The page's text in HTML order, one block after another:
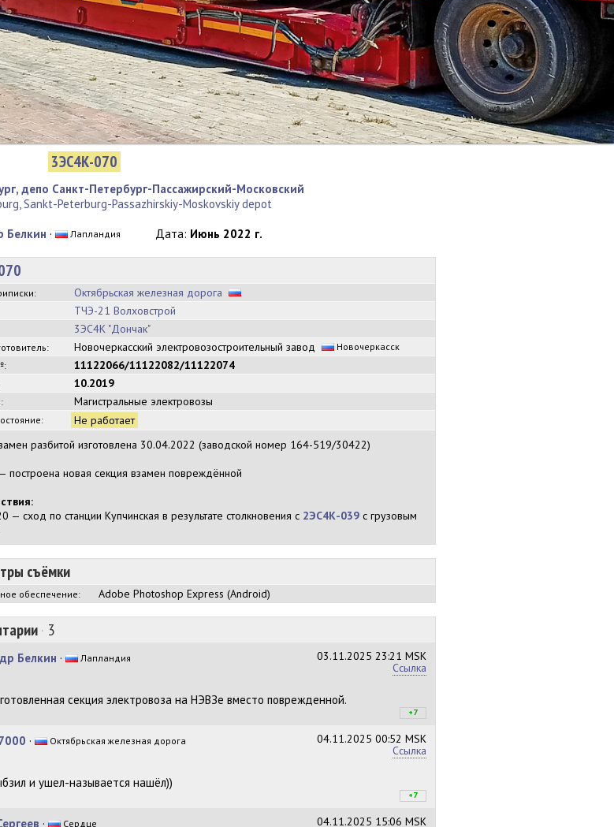
3ЭС4К-070
депо Санкт-Петербург-Пассажирский-Московский
Sankt-Peterburg-Passazhirskiy-Moskovskiy depot
Белкин · Лапландия Дата: Июнь 2022 г.
Октябрьская железная дорога
ТЧЭ-21 Волховстрой
3ЭС4К "Дончак"
Новочеркасский электровозостроительный завод
Новочеркасск
11122066/11122082/11122074
10.2019
Магистральные электровозы
Не работает
разбитой изготовлена 30.04.2022 (заводской номер 164-519/30422)
построена новая секция взамен повреждённой
— сход по станции Купчинская в результате столкновения с 2ЭС4К-039 с грузовым
съёмки
обеспечение: Adobe Photoshop Express (Android)
· 3
03.11.2025 23:21 MSK
Ссылка
Белкин · Лапландия
секция электровоза на НЭВЗе вместо поврежденной.
+7
/–0
04.11.2025 00:52 MSK
Ссылка
· Октябрьская железная дорога
и ушел-называется нашёл))
+7
/–0
04.11.2025 15:06 MSK
· Сердце